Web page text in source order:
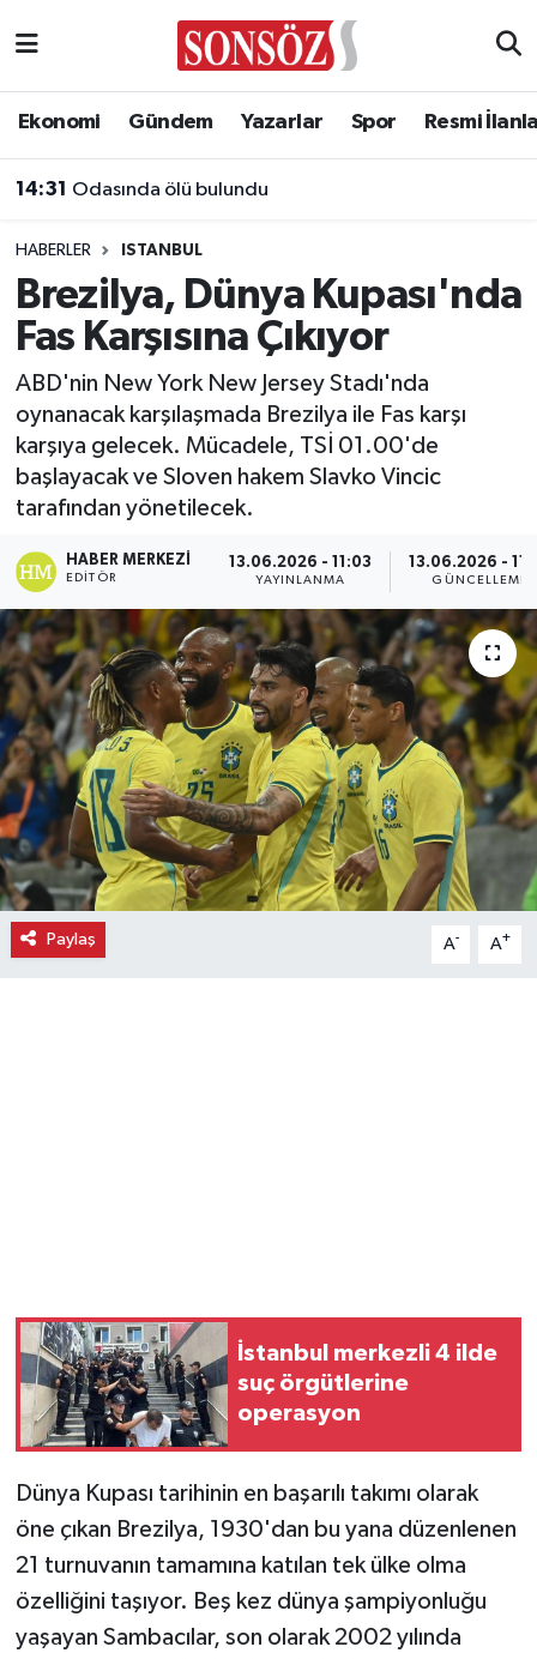
Ekonomi Gündem Yazarlar Spor Resmi
14:31 Odasında ölü bulundu
HABERLER ISTANBUL
Brezilya, Dünya Kupası'nda
Fas Karşısına Çıkıyor
ABD'nin New York New Jersey Stadı'nda
oynanacak karşılaşmada Brezilya ile Fas karşı
karşıya gelecek. Mücadele, TSİ 01.00'de
başlayacak ve Sloven hakem Slavko Vincic
tarafından yönetilecek.
HABER MERKEZI
EDITÖR
13.06.2026 - 11:03
YAYINLANMA
13.06.2026 -
GÜNCELLEME
Paylaş A- A+
İstanbul merkezli 4 ilde
suç örgütlerine
operasyon
Dünya Kupası tarihinin en başarılı takımı olarak
öne çıkan Brezilya, 1930'dan bu yana düzenlenen
21 turnuvanın tamamına katılan tek ülke olma
özelliğini taşıyor. Beş kez dünya şampiyonluğu
yaşayan Sambacılar, son olarak 2002 yılında
Asayiş
Biyografi
Çevre
Diğer
Dünya
Eğitim
Ekonomi
Eleman
Emlak
Gündem
Gurme
Haber
İlçe Haberleri
Seri İlan
Siyaset
Sokak Hayvanlarını Sahiplendirme
Sonsöz Özel
Spor
Vasıta
Ankara Nöbetçi Eczaneler
Ankara Trafik Yoğunluk Haritası
Süper Lig Puan Durumu ve Fikstür
Tüm Manşetler
Son Dakika Haberleri
Haber Arşivi